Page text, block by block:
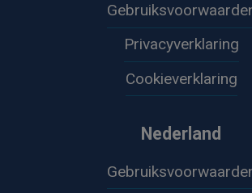
Privacyverklaring
Cookieverklaring
Nederland